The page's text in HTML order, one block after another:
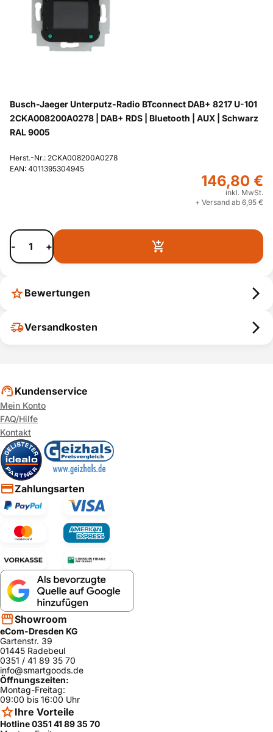
Busch-Jaeger Unterputz-Radio BTconnect DAB+ 8217 U-101
2CKA008200A0278 | DAB+ RDS | Bluetooth | AUX | Schwarz
RAL 9005
Herst.-Nr.: 2CKA008200A0278
EAN: 4011395304945
146,80 €
inkl. MwSt.
+ Versand ab 6,95 €
- +
Bewertungen
Versandkosten
Kundenservice
Mein Konto
FAQ/Hilfe
Kontakt
Zahlungsarten
Showroom
eCom-Dresden KG
Gartenstr. 39
01445 Radebeul
0351 / 41 89 35 70
info@smartgoods.de
Öffnungszeiten:
Montag-Freitag:
09:00 bis 16:00 Uhr
Ihre Vorteile
Hotline 0351 41 89 35 70